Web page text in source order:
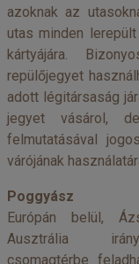
azoknak az
utas minden
kártyájára.
repülőjegyet
adott légitársaság
jegyet vásárol,
felmutatásával
várójának
Poggyász
Európán belül,
Ausztrália
csomagtérbe